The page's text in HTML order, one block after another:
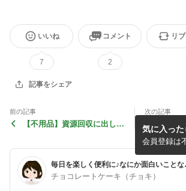
いいね
7
コメント
2
リ
記事をシェア
前の記事
【不用品】資源回収に出して
次の記事
【家庭菜園
しました～
毎日を
チョコレートケーキ（チョキ）
気に入っ
会員登録は